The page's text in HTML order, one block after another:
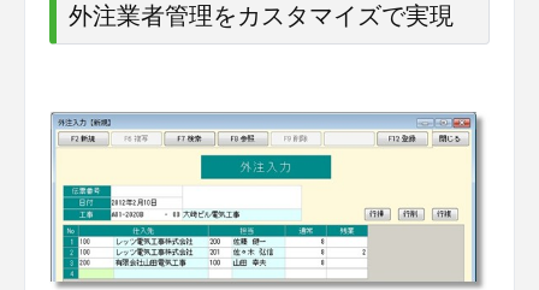
外注業者管理をカスタマイズで実現